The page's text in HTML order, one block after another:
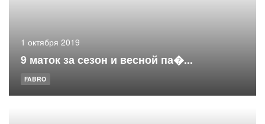
1 октября 2019
9 маток за сезон и весной па�...
FABRO